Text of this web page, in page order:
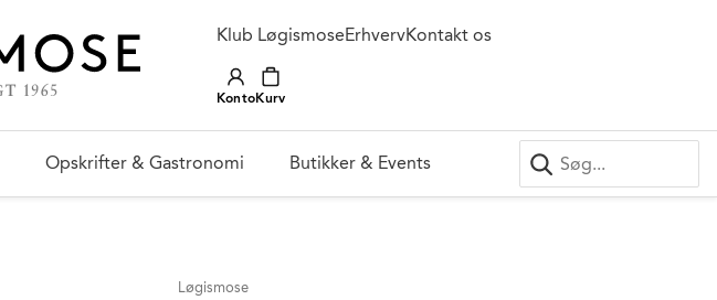
Klub LøgismoseErhvervKontakt os
KontoKurv
Opskrifter & Gastronomi Butikker & Events
Løgismose